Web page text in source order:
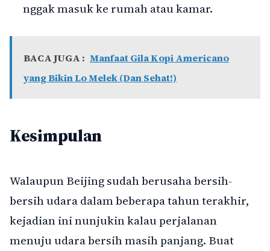
nggak masuk ke rumah atau kamar.
BACA JUGA : Manfaat Gila Kopi Americano
yang Bikin Lo Melek (Dan Sehat!)
Kesimpulan
Walaupun Beijing sudah berusaha bersih-
bersih udara dalam beberapa tahun terakhir,
kejadian ini nunjukin kalau perjalanan
menuju udara bersih masih panjang. Buat